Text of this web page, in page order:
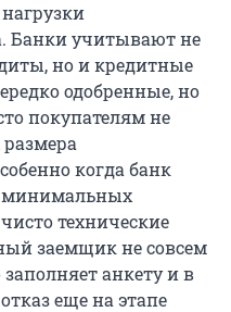
Банки учитывают не
но и кредитные
одобренные, но
покупателям не
когда банк
минимальных
технические
заемщик не совсем
анкету и в
еще на этапе